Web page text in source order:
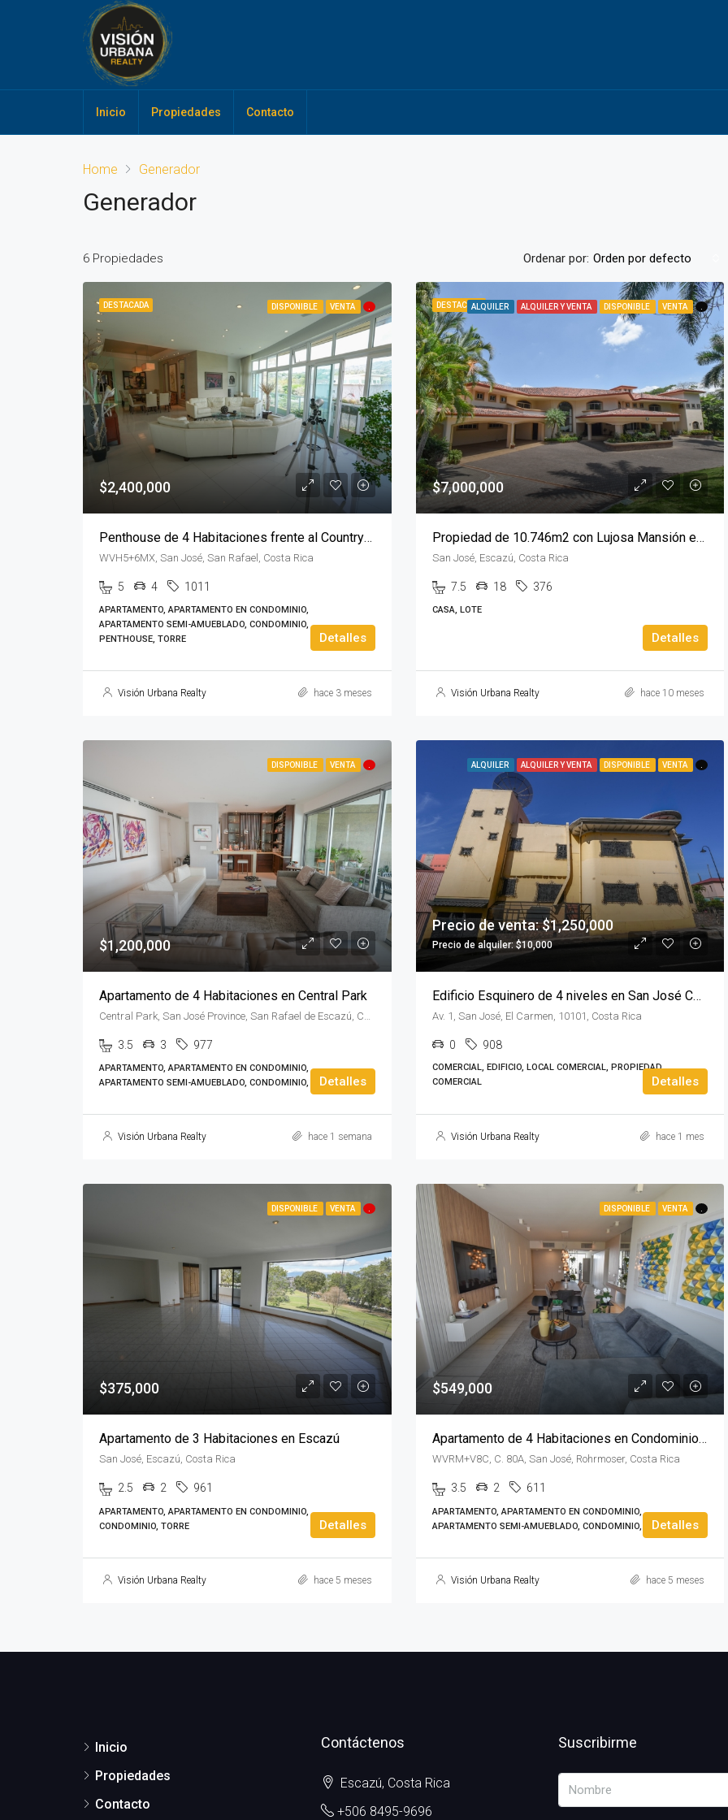
Inicio Propiedades Contacto
Home Generador
Generador
6 Propiedades Ordenar por: Orden por defecto
DESTACADA DISPONIBLE VENTA
$2,400,000
Penthouse de 4 Habitaciones frente al Country Club con vista 360º
WVH5+6MX, San José, San Rafael, Costa Rica
5 4 1011
APARTAMENTO, APARTAMENTO EN CONDOMINIO,
APARTAMENTO SEMI-AMUEBLADO, CONDOMINIO,
PENTHOUSE, TORRE
Detalles
Visión Urbana Realty hace 3 meses
DESTACADAALQUILER ALQUILER Y VENTA DISPONIBLE VENTA
$7,000,000
Propiedad de 10.746m2 con Lujosa Mansión en Escazú
San José, Escazú, Costa Rica
7.5 18 376
CASA, LOTE
Detalles
Visión Urbana Realty hace 10 meses
DISPONIBLE VENTA
$1,200,000
Apartamento de 4 Habitaciones en Central Park
3.5 3 977
APARTAMENTO, APARTAMENTO EN CONDOMINIO,
APARTAMENTO SEMI-AMUEBLADO, CONDOMINIO, TORREDetalles
Visión Urbana Realty hace 1 semana
ALQUILER ALQUILER Y VENTA DISPONIBLE VENTA
Precio de venta: $1,250,000
Precio de alquiler: $10,000
Edificio Esquinero de 4 niveles en San José Centro
Av. 1, San José, El Carmen, 10101, Costa Rica
0 908
COMERCIAL, EDIFICIO, LOCAL COMERCIAL, PROPIEDAD
COMERCIAL
Detalles
Visión Urbana Realty hace 1 mes
DISPONIBLE VENTA
$375,000
Apartamento de 3 Habitaciones en Escazú
San José, Escazú, Costa Rica
2.5 2 961
APARTAMENTO, APARTAMENTO EN CONDOMINIO,
CONDOMINIO, TORRE
Detalles
Visión Urbana Realty hace 5 meses
DISPONIBLE VENTA
$549,000
Apartamento de 4 Habitaciones en Condominio ONE
WVRM+V8C, C. 80A, San José, Rohrmoser, Costa Rica
3.5 2 611
APARTAMENTO, APARTAMENTO EN CONDOMINIO,
APARTAMENTO SEMI-AMUEBLADO, CONDOMINIO, TORREDetalles
Visión Urbana Realty hace 5 meses
DISPONIBLE
DESTACADA
$1,100,000
Inicio
Propiedades
Contacto
Contáctenos
Escazú, Costa Rica
+506 8495-9696
Suscribirme